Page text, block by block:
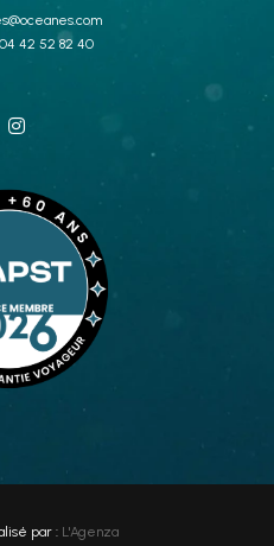
04 42 52 82 40
par : L'Agenza